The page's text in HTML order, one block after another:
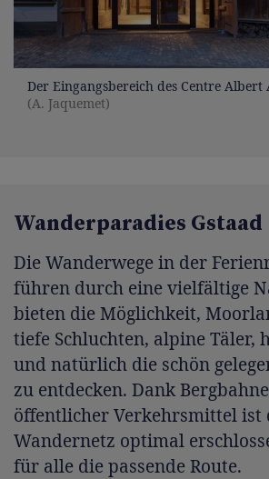
Der Eingangsbereich des Centre Albert
(A. Jaquemet)
Wanderparadies Gstaad
Die Wanderwege in der
führen durch eine vielfältige
bieten die Möglichkeit,
tiefe Schluchten, alpine Täler,
und natürlich die schön
zu entdecken. Dank
öffentlicher Verkehrsmittel ist
Wandernetz optimal
für alle die passende Route.